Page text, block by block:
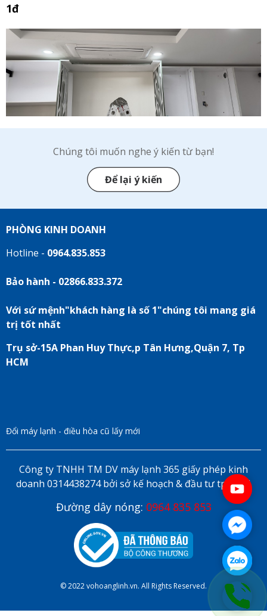
1đ
Chúng tôi muốn nghe ý kiến từ bạn!
Để lại ý kiến
PHÒNG KINH DOANH
Hotline - 0964.835.853
Bảo hành - 02866.833.372
Với sứ mệnh"khách hàng là số 1"chúng tôi mang giá
trị tốt nhất
Trụ sở-15A Phan Huy Thực,p Tân Hưng,Quận 7, Tp
HCM
Đổi máy lạnh - điều hòa cũ lấy mới
Công ty TNHH TM DV máy lạnh 365 giấy phép kinh
doanh 0314438274 bởi sở kế hoạch & đầu tư tp HCM
Đường dây nóng: 0964 835 853
© 2022 vohoanglinh.vn. All Rights Reserved.